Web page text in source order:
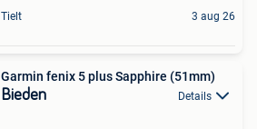
Tielt 3 aug 26
Garmin fenix 5 plus Sapphire (51mm)
Bieden Details